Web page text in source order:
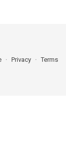
Privacy Terms